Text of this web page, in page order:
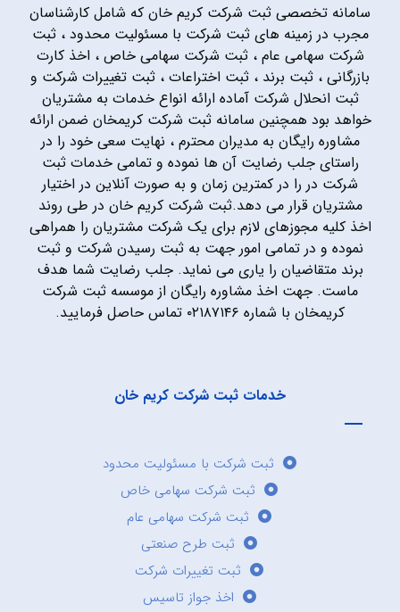
سامانه تخصصی ثبت شرکت کریم خان که شامل کارشناسان
مجرب در زمینه های ثبت شرکت با مسئولیت محدود ، ثبت
شرکت سهامی عام ، ثبت شرکت سهامی خاص ، اخذ کارت
بازرگانی ، ثبت برند ، ثبت اختراعات ، ثبت تغییرات شرکت و
ثبت انحلال شرکت آماده ارائه انواع خدمات به مشتریان
خواهد بود همچنین سامانه ثبت شرکت کریمخان ضمن ارائه
مشاوره رایگان به مدیران محترم ، نهایت سعی خود را در
راستای جلب رضایت آن ها نموده و تمامی خدمات ثبت
شرکت در را در کمترین زمان و به صورت آنلاین در اختیار
مشتریان قرار می دهد.ثبت شرکت کریم خان در طی روند
اخذ کلیه مجوزهای لازم برای یک شرکت مشتریان را همراهی
نموده و در تمامی امور جهت به ثبت رسیدن شرکت و ثبت
برند متقاضیان را یاری می نماید. جلب رضایت شما هدف
ماست. جهت اخذ مشاوره رایگان از موسسه ثبت شرکت
کریمخان با شماره ۰۲۱۸۷۱۴۶ تماس حاصل فرمایید.
خدمات ثبت شرکت کریم خان
ثبت شرکت با مسئولیت محدود
ثبت شرکت سهامی خاص
ثبت شرکت سهامی عام
ثبت طرح صنعتی
ثبت تغییرات شرکت
اخذ جواز تاسیس